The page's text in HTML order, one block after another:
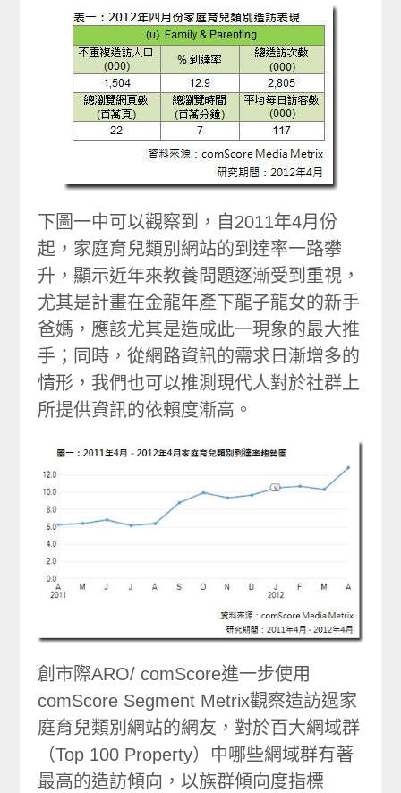
下圖一中可以觀察到，自2011年4月份
起，家庭育兒類別網站的到達率一路攀
升，顯示近年來教養問題逐漸受到重視，
尤其是計畫在金龍年產下龍子龍女的新手
爸媽，應該尤其是造成此一現象的最大推
手；同時，從網路資訊的需求日漸增多的
情形，我們也可以推測現代人對於社群上
所提供資訊的依賴度漸高。
創市際ARO/ comScore進一步使用
comScore Segment Metrix觀察造訪過家
庭育兒類別網站的網友，對於百大網域群
（Top 100 Property）中哪些網域群有著
最高的造訪傾向，以族群傾向度指標